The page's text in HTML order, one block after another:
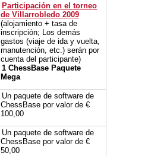
Participación en el torneo
de Villarrobledo 2009
(alojamiento + tasa de
inscripción; Los demás
gastos (viaje de ida y vuelta,
manutención, etc.) serán por
cuenta del participante)
1 ChessBase Paquete
Mega
Un paquete de software de
ChessBase por valor de €
100,00
Un paquete de software de
ChessBase por valor de €
50,00